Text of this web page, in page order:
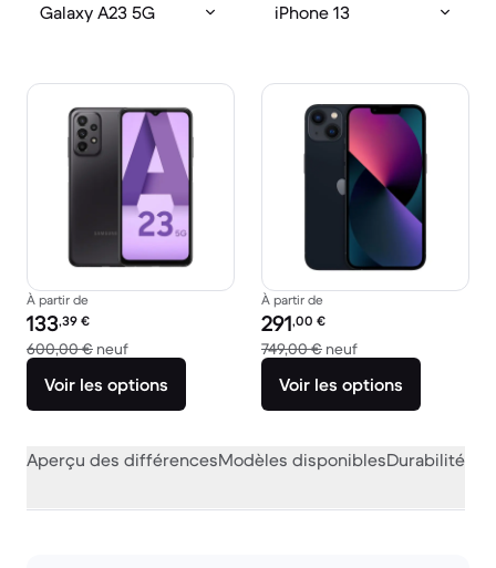
Galaxy A23 5G iPhone 13
À partir de
Prix reconditionné :
133,39 €
600,00 € neufcontre 600,00 € neuf
Voir les options
À partir de
Prix reconditionné :
291,00 €
749,00 € neufcontre 749,00 €
Voir les options
Aperçu des différencesModèles disponiblesDurabilité